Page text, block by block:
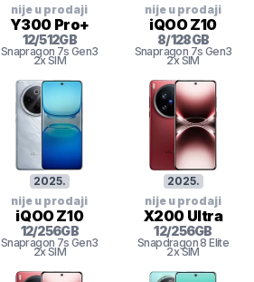
nije u prodaji
Y300 Pro+
12/512GB
Snapragon 7s Gen3
2x SIM
nije u prodaji
iQOO Z10
8/128GB
Snapragon 7s Gen3
2x SIM
2025.
nije u prodaji
iQOO Z10
12/256GB
Snapragon 7s Gen3
2x SIM
2025.
nije u prodaji
X200 Ultra
12/256GB
Snapdragon 8 Elite
2x SIM